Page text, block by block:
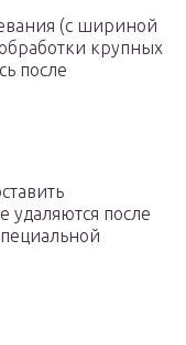
(с шириной
крупных
после
удаляются после